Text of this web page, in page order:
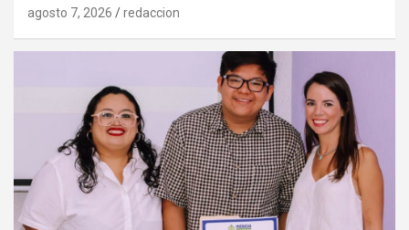
agosto 7, 2026 redaccion